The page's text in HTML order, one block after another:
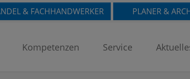
& FACHHANDWERKER PLANER &
Kompetenzen Service